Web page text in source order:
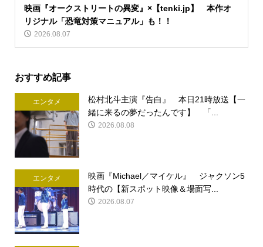
映画『オークストリートの異変』×【tenki.jp】 本作オ
リジナル「恐竜対策マニュアル」も！！
2026.08.07
おすすめ記事
エンタメ
松村北斗主演『告白』 本日21時放送【一
緒に来るの夢だったんです】 「...
2026.08.08
エンタメ
映画『Michael／マイケル』 ジャクソン5
時代の【新スポット映像＆場面写...
2026.08.07